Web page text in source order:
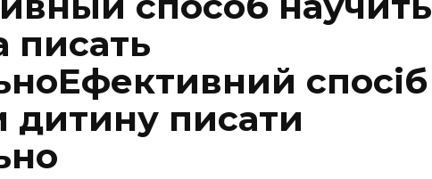
писать
спосіб
дитину писати